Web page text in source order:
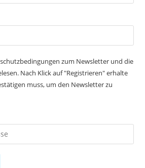
zum Newsletter und die
Nach Klick auf "Registrieren" erhalte
muss, um den Newsletter zu